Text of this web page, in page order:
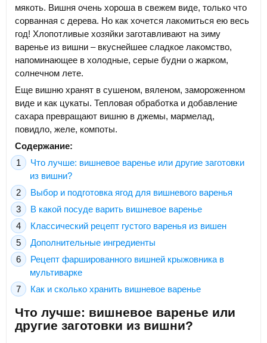
мякоть. Вишня очень хороша в свежем виде, только что
сорванная с дерева. Но как хочется лакомиться ею весь
год! Хлопотливые хозяйки заготавливают на зиму
варенье из вишни – вкуснейшее сладкое лакомство,
напоминающее в холодные, серые будни о жарком,
солнечном лете.
Еще вишню хранят в сушеном, вяленом, замороженном
виде и как цукаты. Тепловая обработка и добавление
сахара превращают вишню в джемы, мармелад,
повидло, желе, компоты.
Содержание:
Что лучше: вишневое варенье или другие заготовки
из вишни?
Выбор и подготовка ягод для вишневого варенья
В какой посуде варить вишневое варенье
Классический рецепт густого варенья из вишен
Дополнительные ингредиенты
Рецепт фаршированного вишней крыжовника в
мультиварке
Как и сколько хранить вишневое варенье
Что лучше: вишневое варенье или
другие заготовки из вишни?